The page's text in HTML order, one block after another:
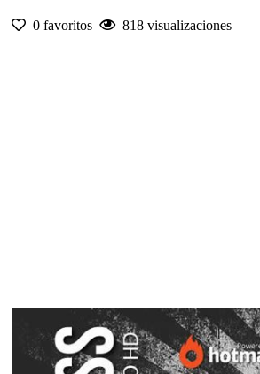
0 favoritos 818 visualizaciones